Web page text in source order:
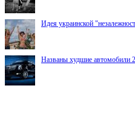
Идея украинской
Названы худшие автомобили